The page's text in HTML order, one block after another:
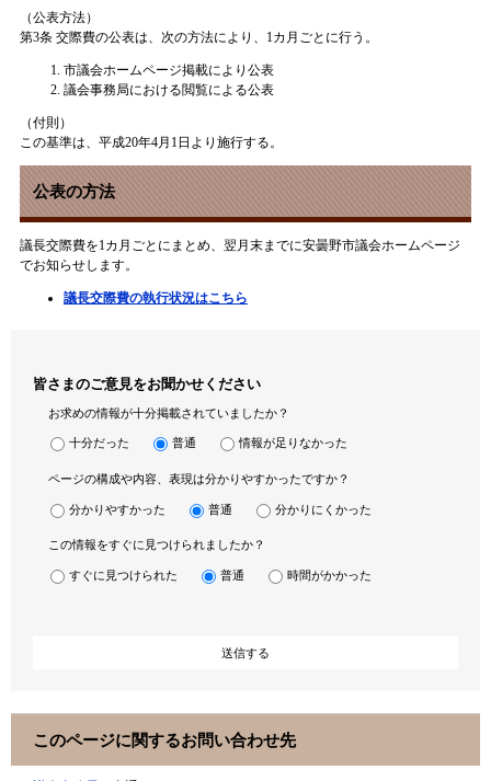
（公表方法）
第3条 交際費の公表は、次の方法により、1カ月ごとに行う。
市議会ホームページ掲載により公表
議会事務局における閲覧による公表
（付則）
この基準は、平成20年4月1日より施行する。
公表の方法
議長交際費を1カ月ごとにまとめ、翌月末までに安曇野市議会ホームページ
でお知らせします。
議長交際費の執行状況はこちら
皆さまのご意見をお聞かせください
お求めの情報が十分掲載されていましたか？
十分だった 普通 情報が足りなかった
ページの構成や内容、表現は分かりやすかったですか？
分かりやすかった 普通 分かりにくかった
この情報をすぐに見つけられましたか？
すぐに見つけられた 普通 時間がかかった
このページに関するお問い合わせ先